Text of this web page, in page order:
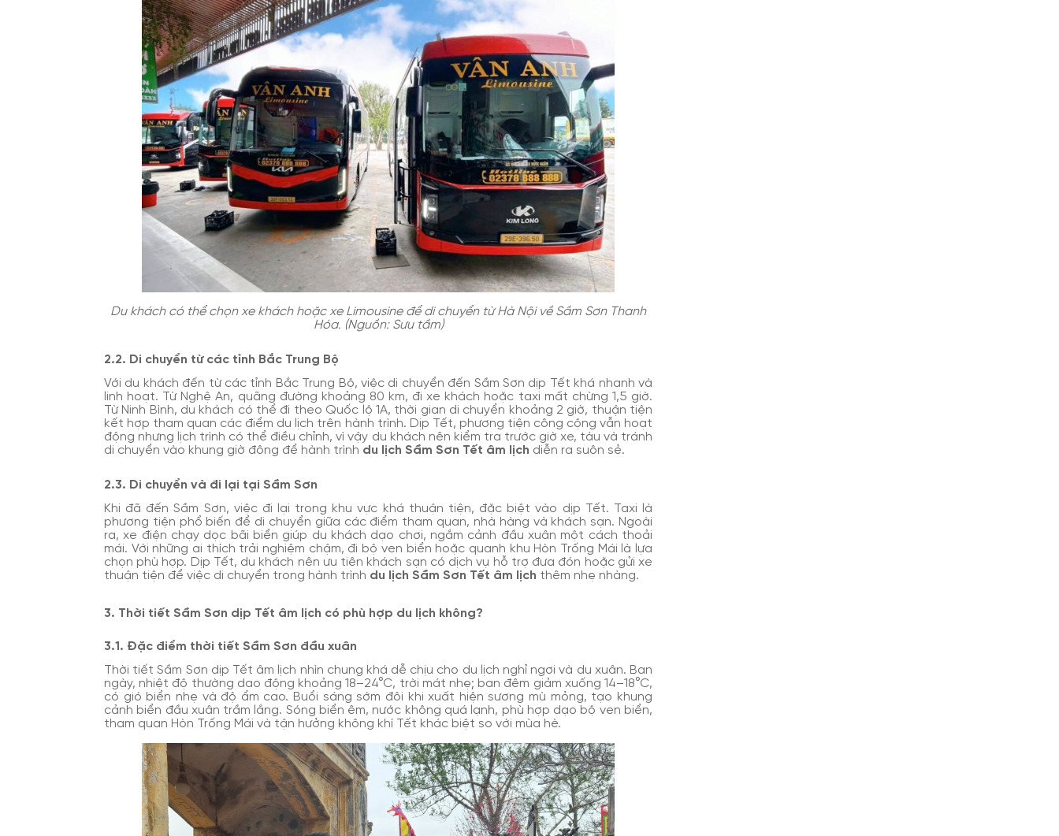
Du khách có thể chọn xe khách hoặc xe Limousine để di chuyển từ Hà Nội về Sầm Sơn Thanh
Hóa. (Nguồn: Sưu tầm)
2.2. Di chuyển từ các tỉnh Bắc Trung Bộ
Với du khách đến từ các tỉnh Bắc Trung Bộ, việc di chuyển đến Sầm Sơn dịp Tết khá nhanh và
linh hoạt. Từ Nghệ An, quãng đường khoảng 80 km, đi xe khách hoặc taxi mất chừng 1,5 giờ.
Từ Ninh Bình, du khách có thể đi theo Quốc lộ 1A, thời gian di chuyển khoảng 2 giờ, thuận tiện
kết hợp tham quan các điểm du lịch trên hành trình. Dịp Tết, phương tiện công cộng vẫn hoạt
động nhưng lịch trình có thể điều chỉnh, vì vậy du khách nên kiểm tra trước giờ xe, tàu và tránh
di chuyển vào khung giờ đông để hành trình du lịch Sầm Sơn Tết âm lịch diễn ra suôn sẻ.
2.3. Di chuyển và đi lại tại Sầm Sơn
Khi đã đến Sầm Sơn, việc đi lại trong khu vực khá thuận tiện, đặc biệt vào dịp Tết. Taxi là
phương tiện phổ biến để di chuyển giữa các điểm tham quan, nhà hàng và khách sạn. Ngoài
ra, xe điện chạy dọc bãi biển giúp du khách dạo chơi, ngắm cảnh đầu xuân một cách thoải
mái. Với những ai thích trải nghiệm chậm, đi bộ ven biển hoặc quanh khu Hòn Trống Mái là lựa
chọn phù hợp. Dịp Tết, du khách nên ưu tiên khách sạn có dịch vụ hỗ trợ đưa đón hoặc gửi xe
thuận tiện để việc di chuyển trong hành trình du lịch Sầm Sơn Tết âm lịch thêm nhẹ nhàng.
3. Thời tiết Sầm Sơn dịp Tết âm lịch có phù hợp du lịch không?
3.1. Đặc điểm thời tiết Sầm Sơn đầu xuân
Thời tiết Sầm Sơn dịp Tết âm lịch nhìn chung khá dễ chịu cho du lịch nghỉ ngơi và du xuân. Ban
ngày, nhiệt độ thường dao động khoảng 18–24°C, trời mát nhẹ; ban đêm giảm xuống 14–18°C,
có gió biển nhẹ và độ ẩm cao. Buổi sáng sớm đôi khi xuất hiện sương mù mỏng, tạo khung
cảnh biển đầu xuân trầm lắng. Sóng biển êm, nước không quá lạnh, phù hợp dạo bộ ven biển,
tham quan Hòn Trống Mái và tận hưởng không khí Tết khác biệt so với mùa hè.